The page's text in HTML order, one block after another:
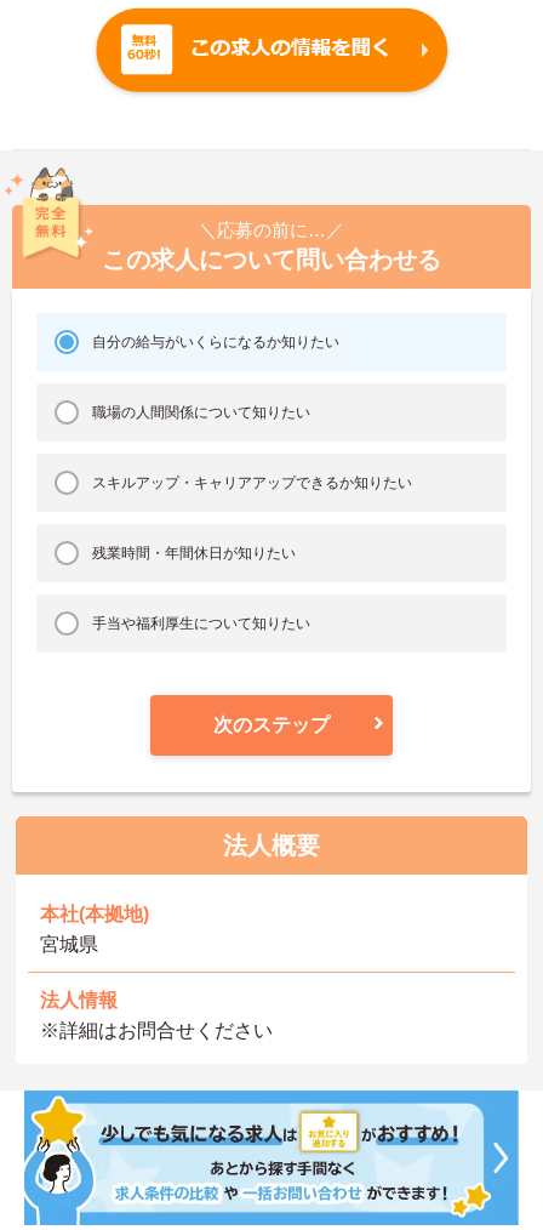
＼応募の前に…／
この求人について問い合わせる
自分の給与がいくらになるか知りたい
職場の人間関係について知りたい
スキルアップ・キャリアアップできるか知りたい
残業時間・年間休日が知りたい
手当や福利厚生について知りたい
次のステップ
法人概要
本社(本拠地)
宮城県
法人情報
※詳細はお問合せください